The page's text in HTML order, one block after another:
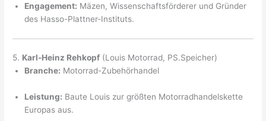
Engagement: Mäzen, Wissenschaftsförderer und Gründer
des Hasso-Plattner-Instituts.
5. Karl-Heinz Rehkopf (Louis Motorrad, PS.Speicher)
Branche: Motorrad-Zubehörhandel
Leistung: Baute Louis zur größten Motorradhandelskette
Europas aus.